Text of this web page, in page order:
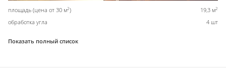
площадь (цена от 30 м2) 19,3 м2
обработка угла 4 шт
Показать полный список